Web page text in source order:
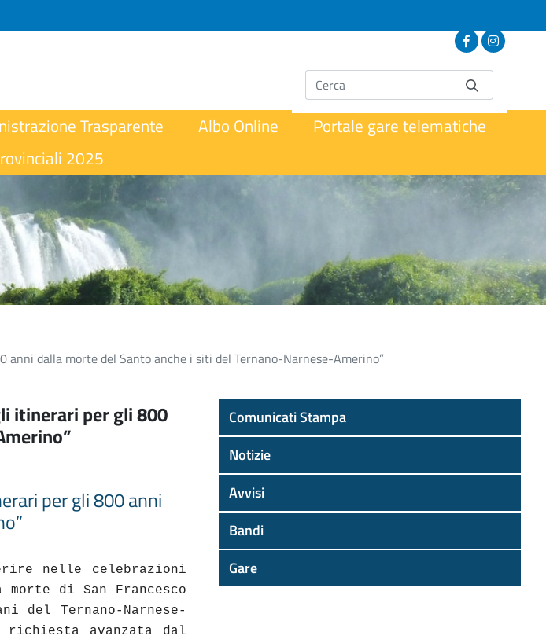
Trasparente Albo Online
Portale gare telematiche
2025
dalla morte del Santo anche i siti del Ternano-Narnese-Amerino”
itinerari per gli 800
per gli 800 anni
nelle celebrazioni
di San Francesco
del Ternano-Narnese-
richiesta avanzata dal
Comunicati Stampa
Notizie
Avvisi
Bandi
Gare